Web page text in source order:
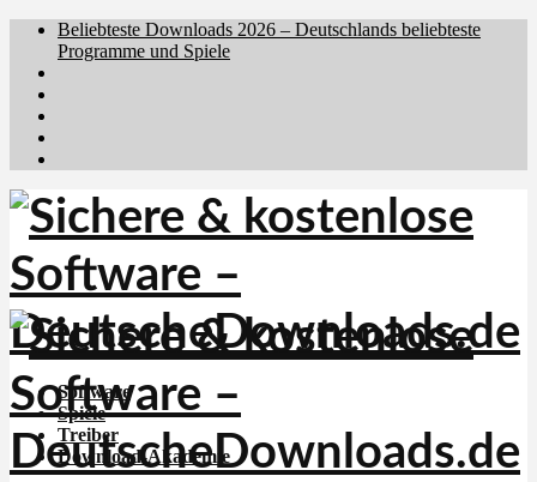
Beliebteste Downloads 2026 – Deutschlands beliebteste
Programme und Spiele
Software
Spiele
Treiber
Download-Akademie